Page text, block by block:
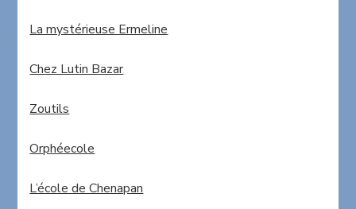
La mystérieuse Ermeline
Chez Lutin Bazar
Zoutils
Orphéecole
L’école de Chenapan